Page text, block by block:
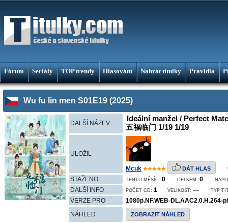
Fórum Seriály TOP trendy Hlasování Nahrát titulky Pravidla
Wu fu lin men S01E19 (2025)
DALŠÍ NÁZEV
Ideální manžel / Perfect
五福临门 1/19 1/19
ULOŽIL
Mcuk DÁT HLAS
STAŽENO TENTO MĚSÍC: 0 CELKEM: 0
DALŠÍ INFO POČET CD: 1 VELIKOST: --- TYP
VERZE PRO
1080p.NF.WEB-DL.AAC2.0.H.264-
NÁHLED
ZOBRAZIT NÁHLED